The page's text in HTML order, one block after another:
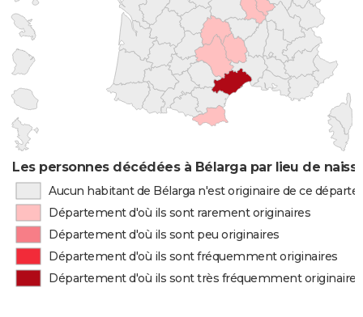
Les personnes décédées à Bélarga par lieu de
Aucun habitant de Bélarga n'est originaire de ce
Département d'où ils sont rarement originaires
Département d'où ils sont peu originaires
Département d'où ils sont fréquemment originaires
Département d'où ils sont très fréquemment originaires